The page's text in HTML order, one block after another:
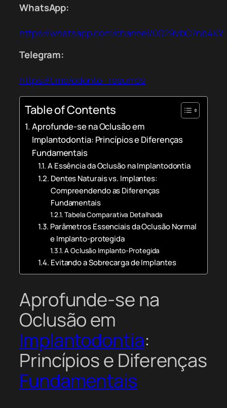
WhatsApp:
https://whatsapp.com/channel/
Telegram:
https://t.me/odonto_resumos
Table of Contents
Aprofunde-se na Oclusão em
Implantodontia: Princípios e Diferenças
Fundamentais
A Essência da Oclusão na Implantodontia
Dentes Naturais vs. Implantes:
Compreendendo as Diferenças
Fundamentais
Tabela Comparativa Detalhada
Parâmetros Essenciais da Oclusão Normal
e Implanto-protegida
A Oclusão Implanto-Protegida
Evitando a Sobrecarga de Implantes
Aprofunde-se na
Oclusão em
Implantodontia:
Princípios e Diferenças
Fundamentais